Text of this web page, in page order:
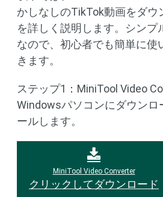
かしなしのTikTok動画をダウ
を詳しく説明します。シンプ
なので、初心者でも簡単に使
きます。
ステップ1：MiniTool Video
Windowsパソコンにダウンロ
ールします。
MiniTool Video Converter
クリックしてダウンロード